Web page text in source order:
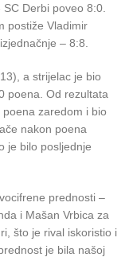
Derbi poveo 8:0.
postiže Vladimir
– 8:8.
a strijelac je bio
poena. Od rezultata
zaredom i bio
nakon poena
je bilo posljednje
prednosti –
i Mašan Vrbica za
što je rival iskoristio i
je bila našoj